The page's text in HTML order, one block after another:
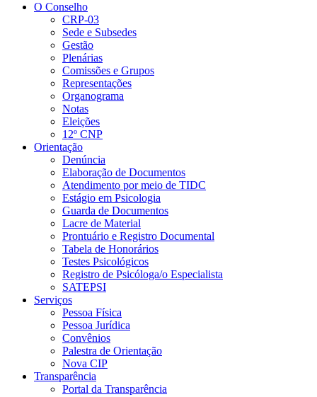
O Conselho
CRP-03
Sede e Subsedes
Gestão
Plenárias
Comissões e Grupos
Representações
Organograma
Notas
Eleições
12º CNP
Orientação
Denúncia
Elaboração de Documentos
Atendimento por meio de TIDC
Estágio em Psicologia
Guarda de Documentos
Lacre de Material
Prontuário e Registro Documental
Tabela de Honorários
Testes Psicológicos
Registro de Psicóloga/o Especialista
SATEPSI
Serviços
Pessoa Física
Pessoa Jurídica
Convênios
Palestra de Orientação
Nova CIP
Transparência
Portal da Transparência